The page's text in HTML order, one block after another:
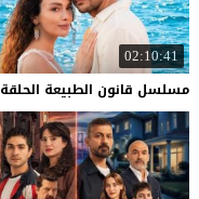
02:10:41
مسلسل قانون الطبيعة الحلقة